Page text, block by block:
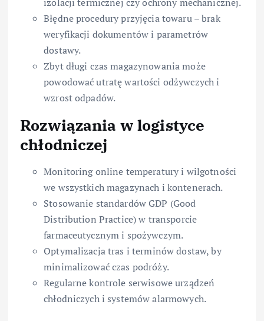
Błędne procedury przyjęcia towaru – brak
weryfikacji dokumentów i parametrów
dostawy.
Zbyt długi czas magazynowania może
powodować utratę wartości odżywczych i
wzrost odpadów.
Rozwiązania w logistyce
chłodniczej
Monitoring online temperatury i wilgotności
we wszystkich magazynach i kontenerach.
Stosowanie standardów GDP (Good
Distribution Practice) w transporcie
farmaceutycznym i spożywczym.
Optymalizacja tras i terminów dostaw, by
minimalizować czas podróży.
Regularne kontrole serwisowe urządzeń
chłodniczych i systemów alarmowych.